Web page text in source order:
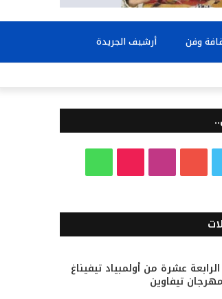
وفن أرشيف الجريدة
عن
ي
ت
ر
ت
ي
و
س
ت
ق
k
T
o
ت
س
ا
عشرة من أولمبياد تيفيناغ
تيفاوين